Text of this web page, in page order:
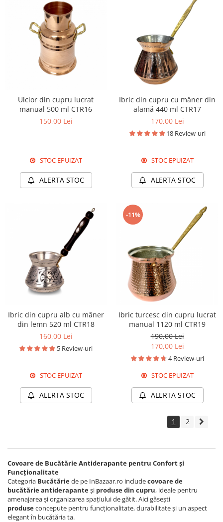
Ulcior din cupru lucrat
manual 500 ml CTR16
150,00 Lei
STOC EPUIZAT
ALERTA STOC
Ibric din cupru cu mâner din
alamă 440 ml CTR17
170,00 Lei
18 Review-uri
STOC EPUIZAT
ALERTA STOC
Ibric din cupru alb cu mâner
din lemn 520 ml CTR18
160,00 Lei
5 Review-uri
STOC EPUIZAT
ALERTA STOC
-11%
Ibric turcesc din cupru lucrat
manual 1120 ml CTR19
190,00 Lei
170,00 Lei
4 Review-uri
STOC EPUIZAT
ALERTA STOC
1 2
Covoare de Bucătărie Antiderapante pentru Confort și
Funcționalitate
Categoria Bucătăriede pe InBazaar.ro includecovoare de
bucătărie antiderapanteși produse din cupru, ideale pentru
amenajarea și organizarea spațiului de gătit. Aici găsești
produseconcepute pentru funcționalitate, durabilitate și un aspect
elegant în bucătăria ta.